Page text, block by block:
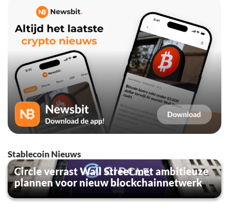
Stablecoin Nieuws
Circle verrast Wall Street met ambitieuze
plannen voor nieuw blockchainnetwerk